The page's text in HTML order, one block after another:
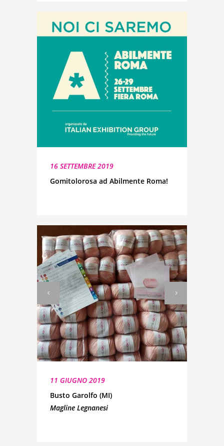
16 SETTEMBRE 2019
Gomitolorosa ad Abilmente Roma!
11 GIUGNO 2019
Busto Garolfo (MI)
Magline Legnanesi